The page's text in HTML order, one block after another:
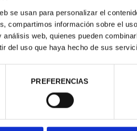
se usan para personalizar el
compartimos información sobre el
web, quienes pueden
del uso que haya hecho de sus
PREFERENCIAS
ONZA
PICASSO